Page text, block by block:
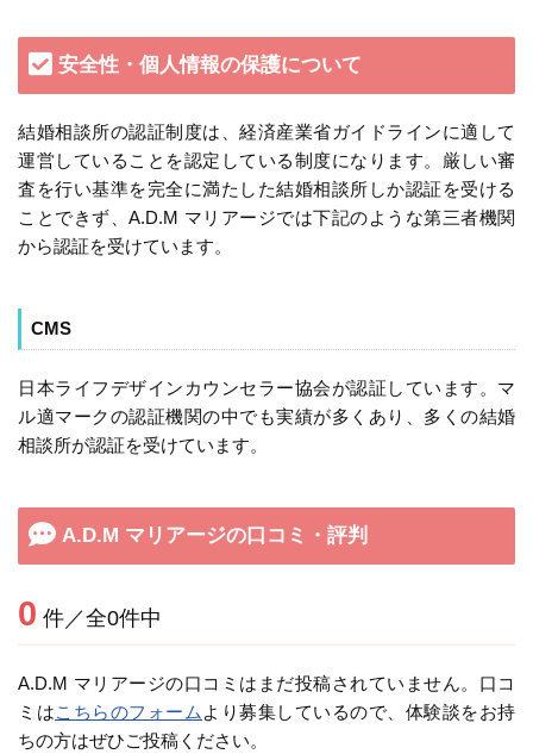
安全性・個人情報の保護について
結婚相談所の認証制度は、経済産業省ガイドラインに適して
運営していることを認定している制度になります。厳しい審
査を行い基準を完全に満たした結婚相談所しか認証を受ける
ことできず、A.D.M マリアージでは下記のような第三者機関
から認証を受けています。
CMS
日本ライフデザインカウンセラー協会が認証しています。マ
ル適マークの認証機関の中でも実績が多くあり、多くの結婚
相談所が認証を受けています。
A.D.M マリアージの口コミ・評判
0 件／全0件中
A.D.M マリアージの口コミはまだ投稿されていません。口コ
ミはこちらのフォーム より募集しているので、体験談をお持
ちの方はぜひご投稿ください。